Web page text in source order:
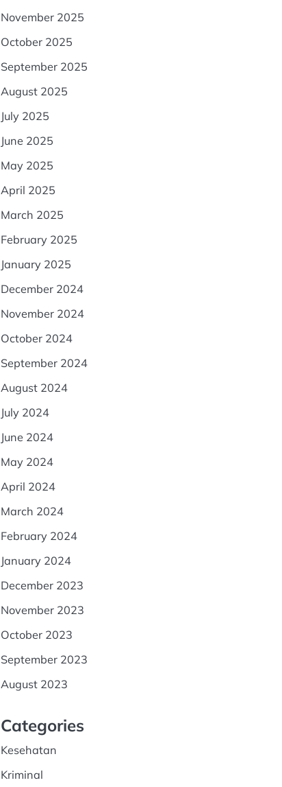
November 2025
October 2025
September 2025
August 2025
July 2025
June 2025
May 2025
April 2025
March 2025
February 2025
January 2025
December 2024
November 2024
October 2024
September 2024
August 2024
July 2024
June 2024
May 2024
April 2024
March 2024
February 2024
January 2024
December 2023
November 2023
October 2023
September 2023
August 2023
Categories
Kesehatan
Kriminal